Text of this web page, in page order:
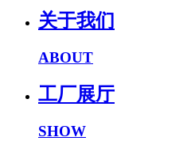
关于我们
ABOUT
工厂展厅
SHOW